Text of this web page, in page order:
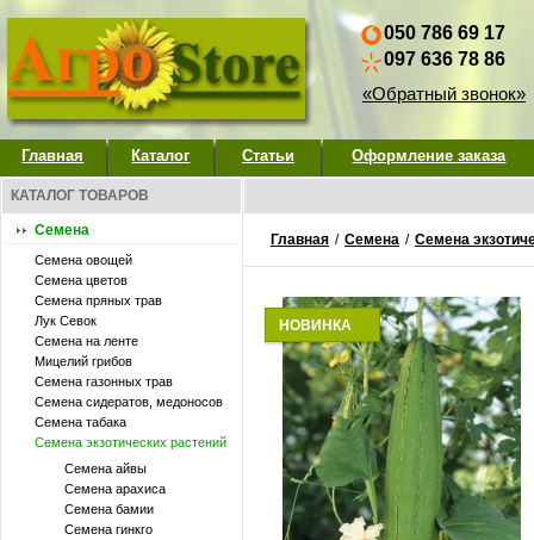
050 786 69 17
097 636 78 86
«Обратный звонок»
Главная Каталог Статьи Оформление заказа
КАТАЛОГ ТОВАРОВ
Семена
Семена овощей
Семена цветов
Семена пряных трав
Лук Севок
Семена на ленте
Мицелий грибов
Семена газонных трав
Семена сидератов, медоносов
Семена табака
Семена экзотических растений
Семена айвы
Семена арахиса
Семена бамии
Семена гинкго
Главная / Семена / Семена
НОВИНКА